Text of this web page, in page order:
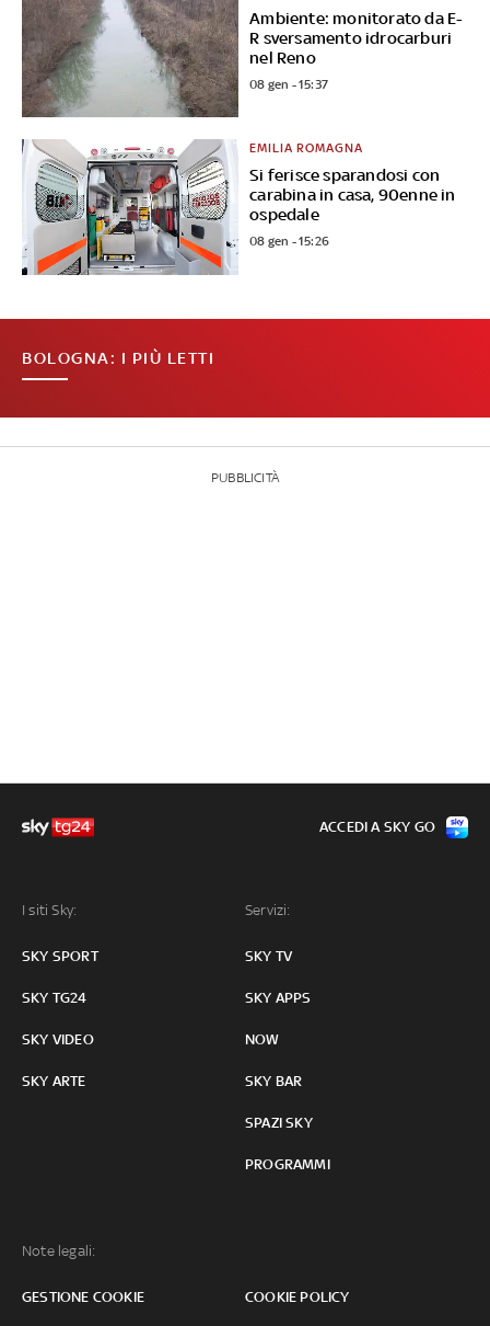
Ambiente: monitorato da E-
R sversamento idrocarburi
nel Reno
08 gen - 15:37
Si ferisce sparandosi con
carabina in casa, 90enne in
ospedale
EMILIA ROMAGNA
08 gen - 15:26
BOLOGNA: I PIÙ LETTI
PUBBLICITÀ
I siti Sky:
SKY SPORT
SKY TG24
SKY VIDEO
SKY ARTE
Servizi:
SKY TV
SKY APPS
NOW
SKY BAR
SPAZI SKY
PROGRAMMI
Note legali:
GESTIONE COOKIE COOKIE POLICY
ACCEDI A SKY GO